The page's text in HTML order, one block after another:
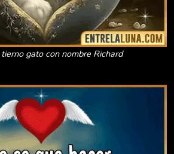
gato con nombre Richard